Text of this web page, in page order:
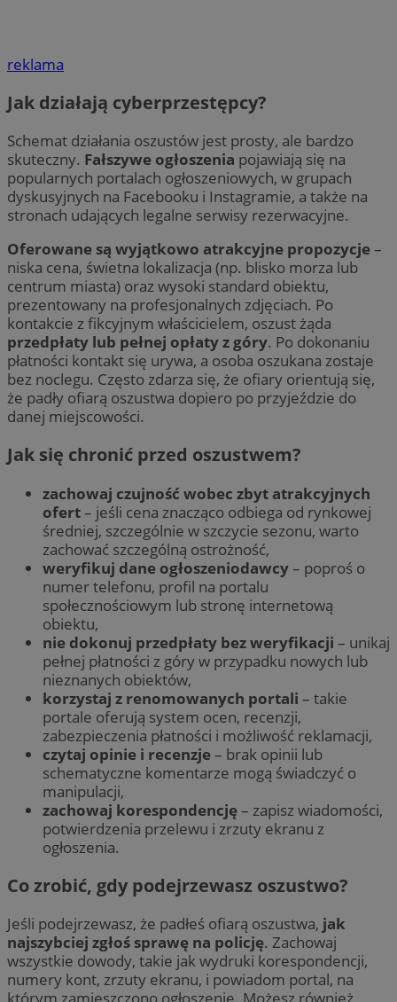
reklama
Jak działają cyberprzestępcy?
Schemat działania oszustów jest prosty, ale bardzo
skuteczny. Fałszywe ogłoszenia pojawiają się na
popularnych portalach ogłoszeniowych, w grupach
dyskusyjnych na Facebooku i Instagramie, a także na
stronach udających legalne serwisy rezerwacyjne.
Oferowane są wyjątkowo atrakcyjne propozycje–
niska cena, świetna lokalizacja (np. blisko morza lub
centrum miasta) oraz wysoki standard obiektu,
prezentowany na profesjonalnych zdjęciach. Po
kontakcie z fikcyjnym właścicielem, oszust żąda
przedpłaty lub pełnej opłaty z góry. Po dokonaniu
płatności kontakt się urywa, a osoba oszukana zostaje
bez noclegu. Często zdarza się, że ofiary orientują się,
że padły ofiarą oszustwa dopiero po przyjeździe do
danej miejscowości.
Jak się chronić przed oszustwem?
zachowaj czujność wobec zbyt atrakcyjnych
ofert– jeśli cena znacząco odbiega od rynkowej
średniej, szczególnie w szczycie sezonu, warto
zachować szczególną ostrożność,
weryfikuj dane ogłoszeniodawcy– poproś o
numer telefonu, profil na portalu
społecznościowym lub stronę internetową
obiektu,
nie dokonuj przedpłaty bez weryfikacji – unikaj
pełnej płatności z góry w przypadku nowych lub
nieznanych obiektów,
korzystaj z renomowanych portali – takie
portale oferują system ocen, recenzji,
zabezpieczenia płatności i możliwość reklamacji,
czytaj opinie i recenzje– brak opinii lub
schematyczne komentarze mogą świadczyć o
manipulacji,
zachowaj korespondencję– zapisz wiadomości,
potwierdzenia przelewu i zrzuty ekranu z
ogłoszenia.
Co zrobić, gdy podejrzewasz oszustwo?
Jeśli podejrzewasz, że padłeś ofiarą oszustwa, jak
najszybciej zgłoś sprawę na policję. Zachowaj
wszystkie dowody, takie jak wydruki korespondencji,
numery kont, zrzuty ekranu, i powiadom portal, na
którym zamieszczono ogłoszenie. Możesz również